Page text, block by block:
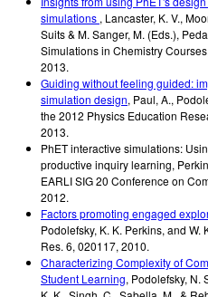
simulations , Lancaster, K. V.,
Suits & M. Sanger, M. (Eds.),
Simulations in Chemistry Courses
2013.
Guiding without feeling guided:
simulation design, Paul, A.,
the 2012 Physics Education
2013.
PhET interactive simulations:
productive inquiry learning,
EARLI SIG 20 Conference on
2012.
Factors promoting engaged
Podolefsky, K. K. Perkins, and W.
Res. 6, 020117, 2010.
Characterizing Complexity of
Student Learning, Podolefsky, N.